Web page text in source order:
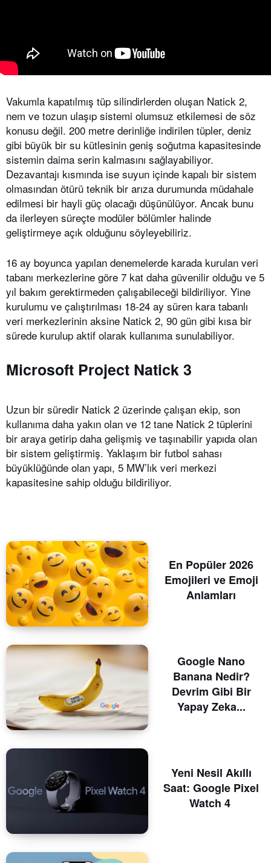
Vakumla kapatılmış tüp silindirlerden oluşan Natick 2,
nem ve tozun ulaşıp sistemi olumsuz etkilemesi de söz
konusu değil. 200 metre derinliğe indirilen tüpler, deniz
gibi büyük bir su kütlesinin geniş soğutma kapasitesinde
sistemin daima serin kalmasını sağlayabiliyor.
Dezavantajı kısmında ise suyun içinde kapalı bir sistem
olmasından ötürü teknik bir arıza durumunda müdahale
edilmesi bir hayli güç olacağı düşünülüyor. Ancak bunu
da ilerleyen süreçte modüler bölümler halinde
geliştirmeye açık olduğunu söyleyebiliriz.
16 ay boyunca yapılan denemelerde karada kurulan veri
tabanı merkezlerine göre 7 kat daha güvenilir olduğu ve 5
yıl bakım gerektirmeden çalışabileceği bildiriliyor. Yine
kurulumu ve çalıştırılması 18-24 ay süren kara tabanlı
veri merkezlerinin aksine Natick 2, 90 gün gibi kısa bir
sürede kurulup aktif olarak kullanıma sunulabiliyor.
Microsoft Project Natick 3
Uzun bir süredir Natick 2 üzerinde çalışan ekip, son
kullanıma daha yakın olan ve 12 tane Natick 2 tüplerini
bir araya getirip daha gelişmiş ve taşınabilir yapıda olan
bir sistem geliştirmiş. Yaklaşım bir futbol sahası
büyüklüğünde olan yapı, 5 MW’lık veri merkezi
kapasitesine sahip olduğu bildiriliyor.
En Popüler 2026
Emojileri ve Emoji
Anlamları
Google Nano
Banana Nedir?
Devrim Gibi Bir
Yapay Zeka...
Yeni Nesil Akıllı
Saat: Google Pixel
Watch 4